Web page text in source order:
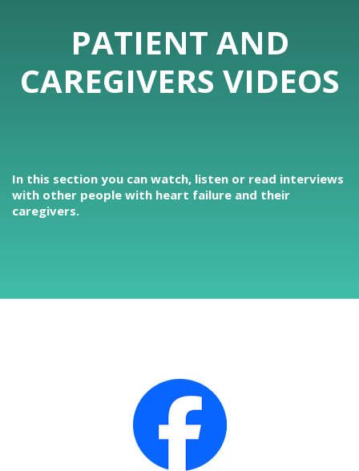
PATIENT AND
CAREGIVERS VIDEOS
In this section you can watch, listen or read interviews
with other people with heart failure and their
caregivers.